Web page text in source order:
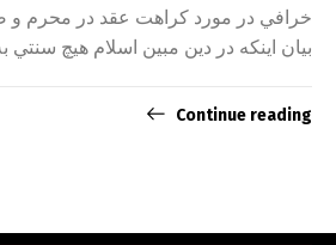
خرافي در مورد كراهت عقد در محرم و
بيان اينكه در دين مبين اسلام هيچ سنتي
Continue reading